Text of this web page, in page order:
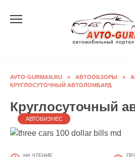
AVTO-GURMAN.RU » АВТООБЗОРЫ »
КРУГЛОСУТОЧНЫЙ АВТОЛОМБАРД
Круглосуточный
АВТОБИЗНЕС
НА ЧТЕНИЕ